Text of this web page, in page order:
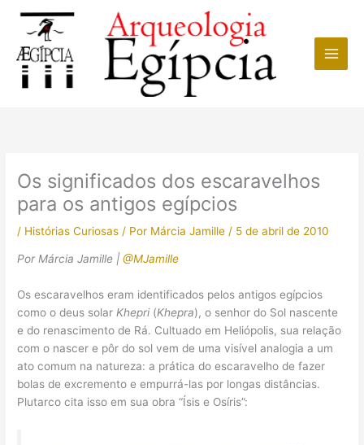
conteúdo
Os significados dos escaravelhos
para os antigos egípcios
/ Histórias Curiosas / Por Márcia Jamille / 5 de abril de 2010
Por Márcia Jamille |@MJamille
Os escaravelhos eram identificados pelos antigos egípcios
como o deus solar Khepri (Khepra), o senhor do Sol nascente
e do renascimento de Rá. Cultuado em Heliópolis, sua relação
com o nascer e pôr do sol vem de uma visível analogia a um
ato comum na natureza: a prática do escaravelho de fazer
bolas de excremento e empurrá-las por longas distâncias.
Plutarco cita isso em sua obra “Ísis e Osíris”: